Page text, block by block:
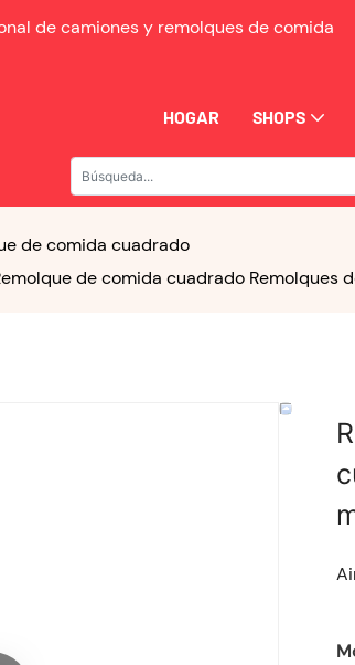
de camiones y remolques de comida
HOGAR SHOPS
de comida cuadrado
de comida cuadrado